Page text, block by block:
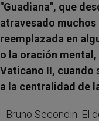
"Guadiana", que
atravesado
reemplazada en
o la oración
Vaticano II, cuando
a la centralidad de
--Bruno Secondin: El